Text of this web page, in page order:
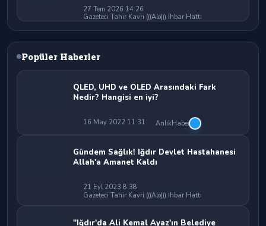
27 Tem 2026 14:26
Gazeteci Tahir Kavri (((Alo))) İhbar Hattı
Popüler Haberler
QLED, UHD ve OLED Arasındaki Fark
Nedir? Hangisi en iyi?
16 May 2022 11:31 AnlıkHaber
Gündem Sağlık! Iğdır Devlet Hastahanesi
Allah'a Amanet Kaldı
21 Eyl 2023 8:38
Gazeteci Tahir Kavri (((Alo))) İhbar Hattı
"Iğdır'da Ali Kemal Ayaz'ın Belediye